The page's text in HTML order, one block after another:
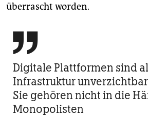
überrascht worden.

Digitale Plattformen sind
Infrastruktur
Sie gehören nicht in die
Monopolisten